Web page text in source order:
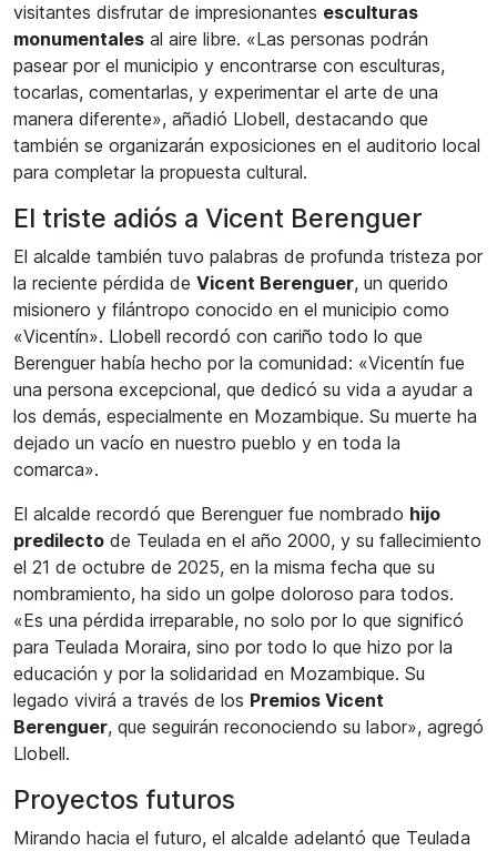
visitantes disfrutar de impresionantes esculturas
monumentales al aire libre. «Las personas podrán
pasear por el municipio y encontrarse con esculturas,
tocarlas, comentarlas, y experimentar el arte de una
manera diferente», añadió Llobell, destacando que
también se organizarán exposiciones en el auditorio local
para completar la propuesta cultural.
El triste adiós a Vicent Berenguer
El alcalde también tuvo palabras de profunda tristeza por
la reciente pérdida de Vicent Berenguer, un querido
misionero y filántropo conocido en el municipio como
«Vicentín». Llobell recordó con cariño todo lo que
Berenguer había hecho por la comunidad: «Vicentín fue
una persona excepcional, que dedicó su vida a ayudar a
los demás, especialmente en Mozambique. Su muerte ha
dejado un vacío en nuestro pueblo y en toda la
comarca».
El alcalde recordó que Berenguer fue nombrado hijo
predilecto de Teulada en el año 2000, y su fallecimiento
el 21 de octubre de 2025, en la misma fecha que su
nombramiento, ha sido un golpe doloroso para todos.
«Es una pérdida irreparable, no solo por lo que significó
para Teulada Moraira, sino por todo lo que hizo por la
educación y por la solidaridad en Mozambique. Su
legado vivirá a través de los Premios Vicent
Berenguer, que seguirán reconociendo su labor», agregó
Llobell.
Proyectos futuros
Mirando hacia el futuro, el alcalde adelantó que Teulada